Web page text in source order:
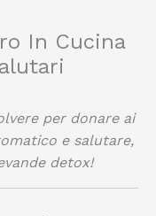
In Cucina
per donare ai
e salutare,
detox!